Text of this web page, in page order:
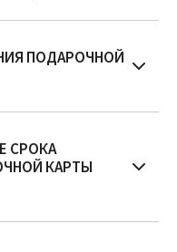
ПОДАРОЧНОЙ
евро, 50 евро, 100
сумму в
евро (с
СРОКА
КАРТЫ